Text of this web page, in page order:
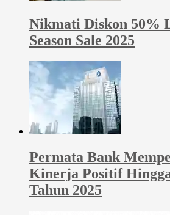
Nikmati Diskon 50%
Season Sale 2025
Permata Bank
Kinerja Positif
Tahun 2025